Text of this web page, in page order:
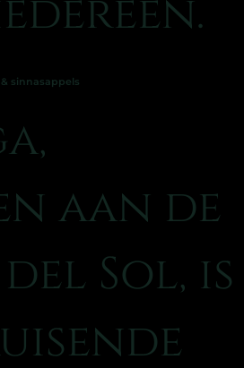
sinnasappels
aan de
Sol, is